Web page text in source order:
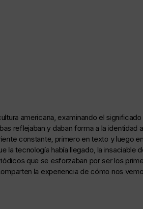
americana, examinando el
reflejaban y daban forma a la identidad
constante, primero en texto y luego
la tecnología había llegado, la insaciable
que se esforzaban por ser los
la experiencia de cómo nos